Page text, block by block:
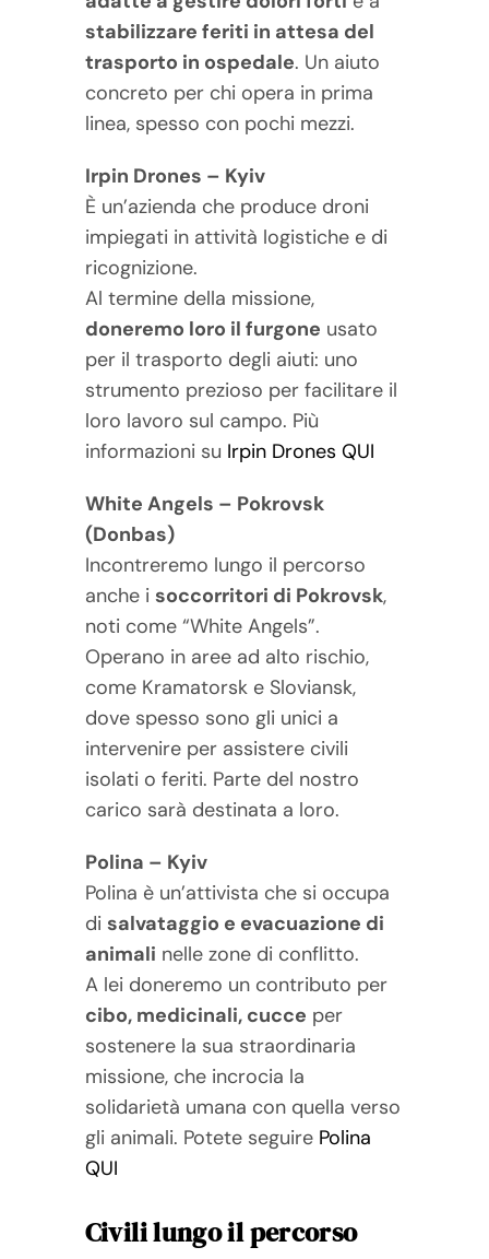
stabilizzare feriti in attesa del
trasporto in ospedale. Un aiuto
concreto per chi opera in prima
linea, spesso con pochi mezzi.
Irpin Drones – Kyiv
È un’azienda che produce droni
impiegati in attività logistiche e di
ricognizione.
Al termine della missione,
doneremo loro il furgone usato
per il trasporto degli aiuti: uno
strumento prezioso per facilitare il
loro lavoro sul campo. Più
informazioni su Irpin Drones QUI
White Angels – Pokrovsk
(Donbas)
Incontreremo lungo il percorso
anche i soccorritori di Pokrovsk,
noti come “White Angels”.
Operano in aree ad alto rischio,
come Kramatorsk e Sloviansk,
dove spesso sono gli unici a
intervenire per assistere civili
isolati o feriti. Parte del nostro
carico sarà destinata a loro.
Polina – Kyiv
Polina è un’attivista che si occupa
di salvataggio e evacuazione di
animali nelle zone di conflitto.
A lei doneremo un contributo per
cibo, medicinali, cucce per
sostenere la sua straordinaria
missione, che incrocia la
solidarietà umana con quella verso
gli animali. Potete seguire Polina
QUI
Civili lungo il percorso